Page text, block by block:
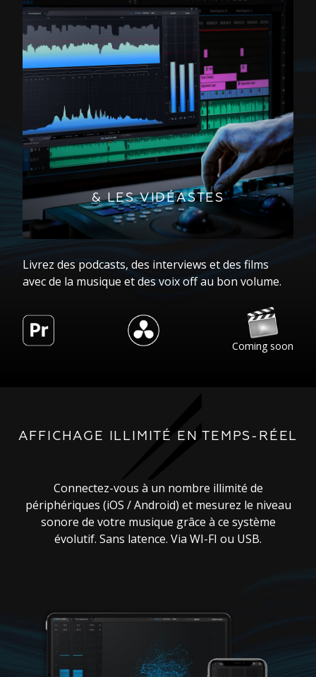
Coming soon
& LES VIDÉASTES
Livrez des podcasts, des interviews et des films
avec de la musique et des voix off au bon volume.
AFFICHAGE ILLIMITÉ EN TEMPS-RÉEL
Connectez-vous à un nombre illimité de
périphériques (iOS / Android) et mesurez le niveau
sonore de votre musique grâce à ce système
évolutif. Sans latence. Via WI-FI ou USB.